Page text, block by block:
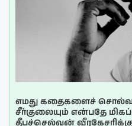
எமது கதைகளைச்
சீர்குலையும் என்பதே
தீபச்செல்வன்